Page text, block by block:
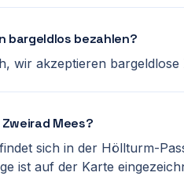
bargeldlos bezahlen?
wir akzeptieren bargeldlose
Mees?
sich in der Höllturm-
ist auf der Karte